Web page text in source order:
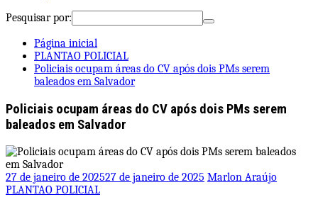
Pesquisar por:
Página inicial
PLANTAO POLICIAL
Policiais ocupam áreas do CV após dois PMs serem
baleados em Salvador
Policiais ocupam áreas do CV após dois PMs serem
baleados em Salvador
27 de janeiro de 202527 de janeiro de 2025 Marlon Araújo
PLANTAO POLICIAL